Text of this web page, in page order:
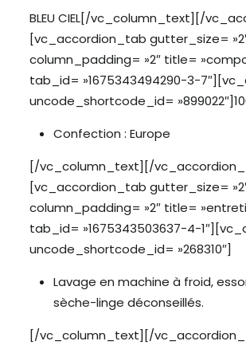
BLEU CIEL[/vc_column_text][/
[vc_accordion_tab gutter_size=
column_padding= »2″ title=
tab_id= »1675343494290-3-
uncode_shortcode_id=
Confection : Europe
[/vc_column_text][/
[vc_accordion_tab gutter_size=
column_padding= »2″ title=
tab_id= »1675343503637-4-
uncode_shortcode_id= »268310″]
Lavage en machine à froid,
sèche-linge déconseillés.
[/vc_column_text][/